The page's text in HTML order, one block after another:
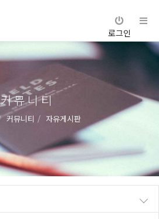
로그인
커뮤니티
커뮤니티 자유게시판